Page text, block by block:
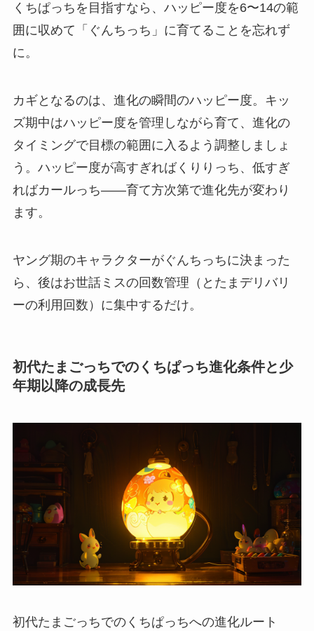
くちぱっちを目指すなら、ハッピー度を6〜14の範
囲に収めて「ぐんちっち」に育てることを忘れず
に。
カギとなるのは、進化の瞬間のハッピー度。キッ
ズ期中はハッピー度を管理しながら育て、進化の
タイミングで目標の範囲に入るよう調整しましょ
う。ハッピー度が高すぎればくりりっち、低すぎ
ればカールっち——育て方次第で進化先が変わり
ます。
ヤング期のキャラクターがぐんちっちに決まった
ら、後はお世話ミスの回数管理（とたまデリバリ
ーの利用回数）に集中するだけ。
初代たまごっちでのくちぱっち進化条件と少
年期以降の成長先
初代たまごっちでのくちぱっちへの進化ルート